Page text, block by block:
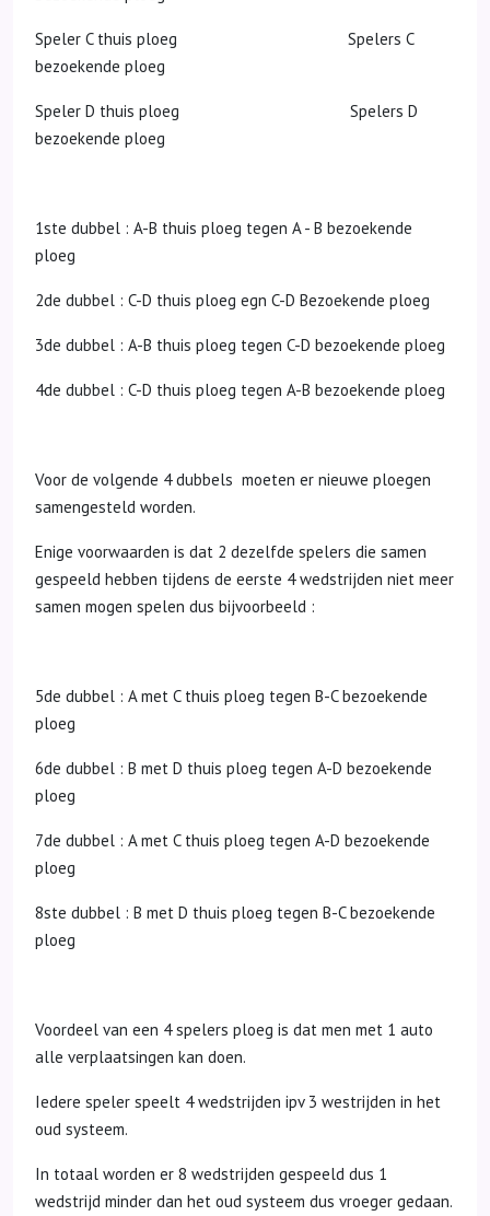
Speler C thuis ploeg Spelers C
bezoekende ploeg
Speler D thuis ploeg Spelers D
bezoekende ploeg
1ste dubbel : A-B thuis ploeg tegen A - B bezoekende
ploeg
2de dubbel : C-D thuis ploeg egn C-D Bezoekende ploeg
3de dubbel : A-B thuis ploeg tegen C-D bezoekende ploeg
4de dubbel : C-D thuis ploeg tegen A-B bezoekende ploeg
Voor de volgende 4 dubbels moeten er nieuwe ploegen
samengesteld worden.
Enige voorwaarden is dat 2 dezelfde spelers die samen
gespeeld hebben tijdens de eerste 4 wedstrijden niet meer
samen mogen spelen dus bijvoorbeeld :
5de dubbel : A met C thuis ploeg tegen B-C bezoekende
ploeg
6de dubbel : B met D thuis ploeg tegen A-D bezoekende
ploeg
7de dubbel : A met C thuis ploeg tegen A-D bezoekende
ploeg
8ste dubbel : B met D thuis ploeg tegen B-C bezoekende
ploeg
Voordeel van een 4 spelers ploeg is dat men met 1 auto
alle verplaatsingen kan doen.
Iedere speler speelt 4 wedstrijden ipv 3 westrijden in het
oud systeem.
In totaal worden er 8 wedstrijden gespeeld dus 1
wedstrijd minder dan het oud systeem dus vroeger gedaan.